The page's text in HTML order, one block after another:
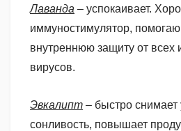
Лаванда – успокаивает.
иммуностимулятор,
внутреннюю защиту от всех
вирусов.
Эвкалипт – быстро снимает
сонливость, повышает